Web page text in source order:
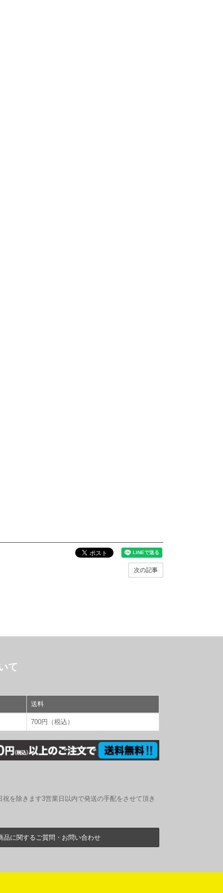
次の記事
て
送料
700円（税込）
祝を除きます3営業日以内で発送の手配をさせて頂き
品に関するご質問・お問い合わせ